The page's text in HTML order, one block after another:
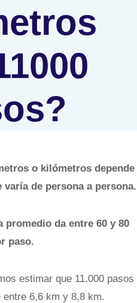
o kilómetros depende
de persona a persona.
promedio da entre 60 y 80
paso.
estimar que 11.000 pasos
entre 6,6 km y 8,8 km.